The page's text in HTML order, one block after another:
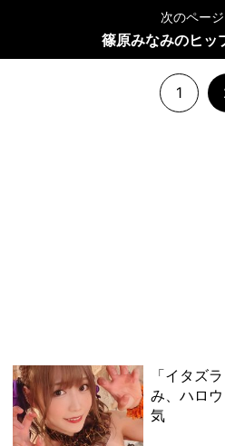
次のページ
篠原みなみのヒッ
1
「イタズ
み、ハロ
気